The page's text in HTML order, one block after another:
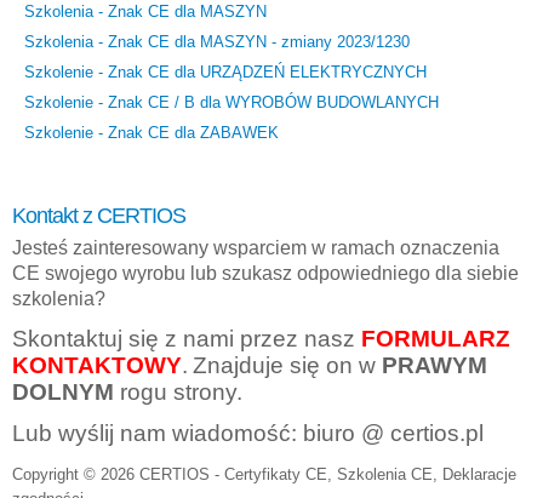
Szkolenia - Znak CE dla MASZYN
Szkolenia - Znak CE dla MASZYN - zmiany 2023/1230
Szkolenie - Znak CE dla URZĄDZEŃ ELEKTRYCZNYCH
Szkolenie - Znak CE / B dla WYROBÓW BUDOWLANYCH
Szkolenie - Znak CE dla ZABAWEK
Kontakt z CERTIOS
Jesteś zainteresowany wsparciem w ramach oznaczenia
CE swojego wyrobu lub szukasz odpowiedniego dla siebie
szkolenia?
Skontaktuj się z nami przez nasz FORMULARZ
KONTAKTOWY. Znajduje się on w PRAWYM
DOLNYM rogu strony.
Lub wyślij nam wiadomość: biuro @ certios.pl
Copyright © 2026 CERTIOS - Certyfikaty CE, Szkolenia CE, Deklaracje